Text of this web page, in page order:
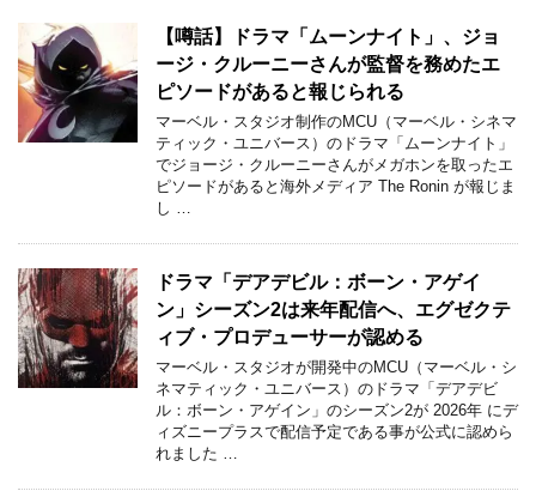
【噂話】ドラマ「ムーンナイト」、ジョ
ージ・クルーニーさんが監督を務めたエ
ピソードがあると報じられる
マーベル・スタジオ制作のMCU（マーベル・シネマ
ティック・ユニバース）のドラマ「ムーンナイト」
でジョージ・クルーニーさんがメガホンを取ったエ
ピソードがあると海外メディア The Ronin が報じま
し …
ドラマ「デアデビル：ボーン・アゲイ
ン」シーズン2は来年配信へ、エグゼクテ
ィブ・プロデューサーが認める
マーベル・スタジオが開発中のMCU（マーベル・シ
ネマティック・ユニバース）のドラマ「デアデビ
ル：ボーン・アゲイン」のシーズン2が 2026年 にデ
ィズニープラスで配信予定である事が公式に認めら
れました …